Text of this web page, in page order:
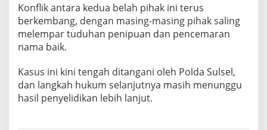
Konflik antara kedua belah pihak ini terus
berkembang, dengan masing-masing pihak saling
melempar tuduhan penipuan dan pencemaran
nama baik.
Kasus ini kini tengah ditangani oleh Polda Sulsel,
dan langkah hukum selanjutnya masih menunggu
hasil penyelidikan lebih lanjut.